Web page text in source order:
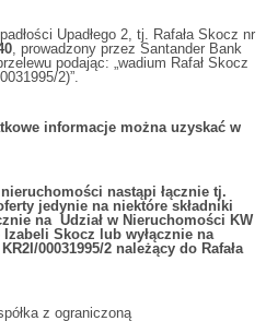
Upadłego 2, tj. Rafała Skocz nr
, prowadzony przez Santander Bank
podając: „wadium Rafał Skocz
2)”.
informacje można uzyskać w
nastąpi łącznie tj.
jedynie na niektóre składniki
na Udział w Nieruchomości KW
Izabeli Skocz lub wyłącznie na
00031995/2 należący do Rafała
z ograniczoną